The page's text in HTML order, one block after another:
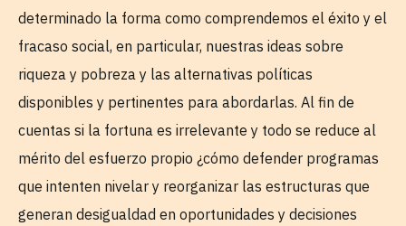
determinado la forma como comprendemos el éxito y el
fracaso social, en particular, nuestras ideas sobre
riqueza y pobreza y las alternativas políticas
disponibles y pertinentes para abordarlas. Al fin de
cuentas si la fortuna es irrelevante y todo se reduce al
mérito del esfuerzo propio ¿cómo defender programas
que intenten nivelar y reorganizar las estructuras que
generan desigualdad en oportunidades y decisiones